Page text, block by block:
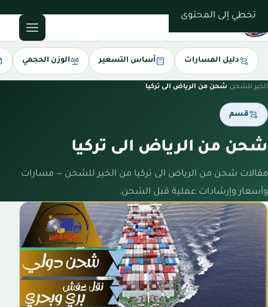
تخطي إلى المحتوى
دليل المسارات أساس التسعير الوزن الحجمي
الخير للشحن/شحن من الرياض الى تركيا
قسم
شحن من الرياض الى تركيا
مقالات شحن من الرياض الى تركيا من الخير للشحن — مسارات
وأسعار وإرشادات عملية قبل الشحن.